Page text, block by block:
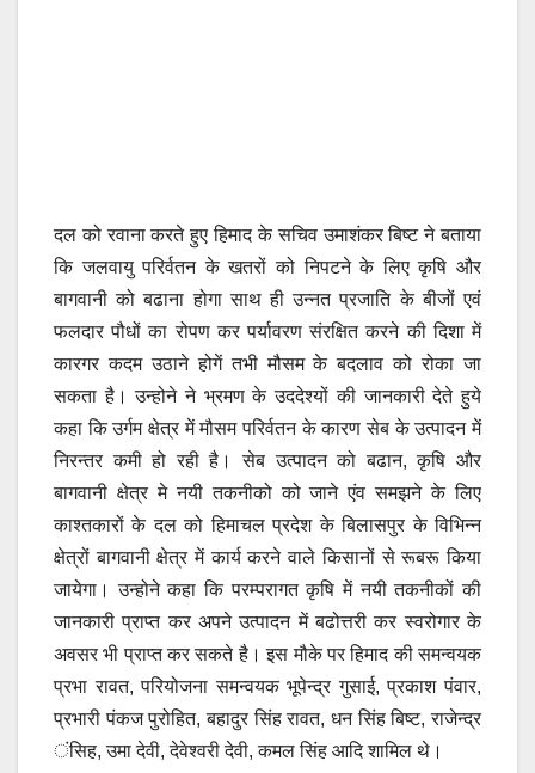
दल को रवाना करते हुए हिमाद के सचिव उमाशंकर बिष्ट ने बताया
कि जलवायु परिर्वतन के खतरों को निपटने के लिए कृषि और
बागवानी को बढाना होगा साथ ही उन्नत प्रजाति के बीजों एवं
फलदार पौधों का रोपण कर पर्यावरण संरक्षित करने की दिशा में
कारगर कदम उठाने होगें तभी मौसम के बदलाव को रोका जा
सकता है। उन्होने ने भ्रमण के उददेश्यों की जानकारी देते हुये
कहा कि उर्गम क्षेत्र में मौसम परिर्वतन के कारण सेब के उत्पादन में
निरन्तर कमी हो रही है। सेब उत्पादन को बढान, कृषि और
बागवानी क्षेत्र मे नयी तकनीको को जाने एंव समझने के लिए
काश्तकारों के दल को हिमाचल प्रदेश के बिलासपुर के विभिन्न
क्षेत्रों बागवानी क्षेत्र में कार्य करने वाले किसानों से रूबरू किया
जायेगा। उन्होने कहा कि परम्परागत कृषि में नयी तकनीकों की
जानकारी प्राप्त कर अपने उत्पादन में बढोत्तरी कर स्वरोगार के
अवसर भी प्राप्त कर सकते है। इस मौके पर हिमाद की समन्वयक
प्रभा रावत, परियोजना समन्वयक भूपेन्द्र गुसाई, प्रकाश पंवार,
प्रभारी पंकज पुरोहित, बहादुर सिंह रावत, धन सिंह बिष्ट, राजेन्द्र
ंसिह, उमा देवी, देवेश्वरी देवी, कमल सिंह आदि शामिल थे।